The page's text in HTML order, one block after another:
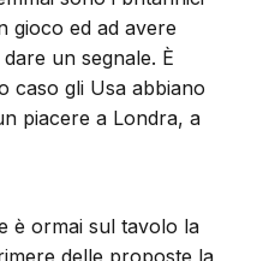
gioco ed ad avere
un segnale. È
caso gli Usa abbiano
piacere a Londra, a
è ormai sul tavolo la
delle proposte la